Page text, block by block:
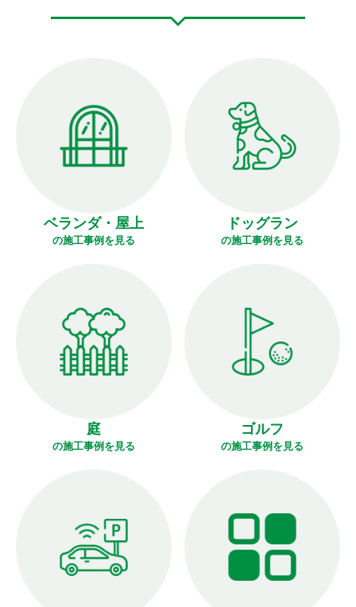
ベランダ・屋上
の施工事例を見る
ドッグラン
の施工事例を見る
庭
の施工事例を見る
ゴルフ
の施工事例を見る